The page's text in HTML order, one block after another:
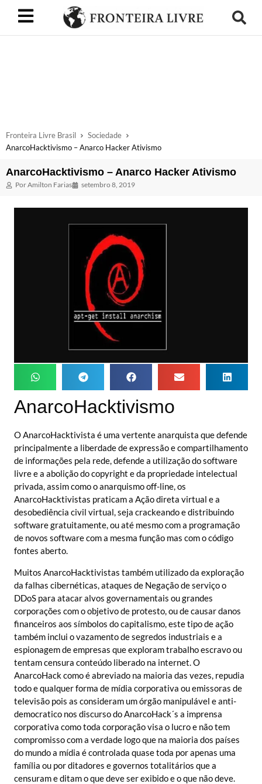
Fronteira Livre Brasil
Sociedade
AnarcoHacktivismo – Anarco Hacker Ativismo
AnarcoHacktivismo – Anarco Hacker Ativismo
PorAmilton Farias setembro 8, 2019
AnarcoHacktivismo
O AnarcoHacktivista é uma vertente anarquista que defende
principalmente a liberdade de expressão e compartilhamento
de informações pela rede, defende a utilização do software
livre e a abolição do copyright e da propriedade intelectual
privada, assim como o anarquismo off-line, os
AnarcoHacktivistas praticam a Ação direta virtual e a
desobediência civil virtual, seja crackeando e distribuindo
software gratuitamente, ou até mesmo com a programação
de novos software com a mesma função mas com o código
fontes aberto.
Muitos AnarcoHacktivistas também utilizado da exploração
da falhas cibernéticas, ataques de Negação de serviço o
DDoS para atacar alvos governamentais ou grandes
corporações com o objetivo de protesto, ou de causar danos
financeiros aos símbolos do capitalismo, este tipo de ação
também inclui o vazamento de segredos industriais e a
espionagem de empresas que exploram trabalho escravo ou
tentam censura conteúdo liberado na internet. O
AnarcoHack como é abreviado na maioria das vezes, repudia
todo e qualquer forma de mídia corporativa ou emissoras de
televisão pois as consideram um órgão manipulável e anti-
democratico nos discurso do AnarcoHack´s a imprensa
corporativa como toda corporação visa o lucro e não tem
compromisso com a verdade logo que na maioria dos países
do mundo a mídia é controlada quase toda por apenas uma
família ou por ditadores e governos totalitários que a
censuram e ditam o que deve ser exibido e o que não deve.